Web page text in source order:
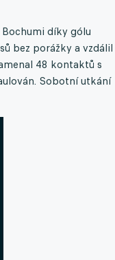
díky gólu
bez porážky a vzdálil
48 kontaktů s
Sobotní utkání